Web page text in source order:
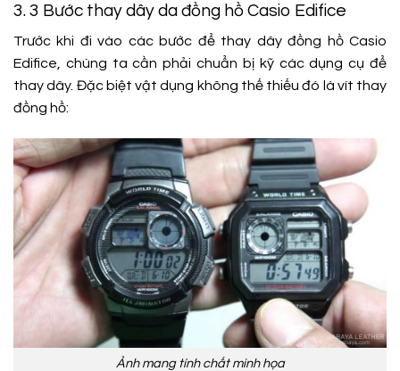
3. 3 Bước thay dây da đồng hồ Casio Edifice
Trước khi đi vào các bước để thay dây đồng hồ Casio
Edifice, chúng ta cần phải chuẩn bị kỹ các dụng cụ để
thay dây. Đặc biệt vật dụng không thế thiếu đó là vít thay
đồng hồ:
Ảnh mang tính chất minh họa